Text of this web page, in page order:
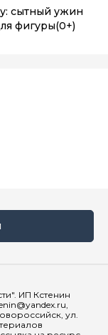
сытный ужин
фигуры(0+)
ИП Кстенин
ул.